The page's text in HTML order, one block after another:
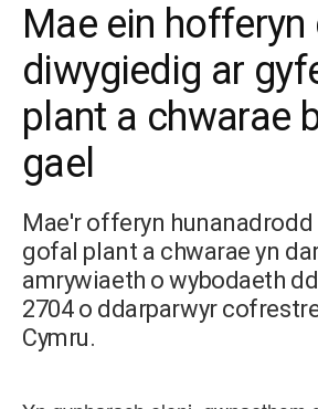
Mae ein hofferyn
diwygiedig ar
plant a chwarae
gael
Mae'r offeryn
gofal plant a chwarae yn
amrywiaeth o wybodaeth
2704 o ddarparwyr
Cymru.